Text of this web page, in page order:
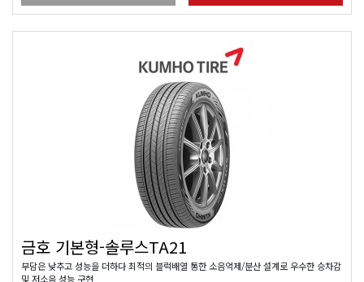
금호 기본형-솔루스TA21
부담은 낮추고 성능을 더하다 최적의 블럭배열 통한 소음억제/분산 설계로 우수한 승차감
및 저소음 성능 구현